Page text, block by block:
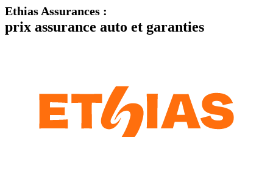
Ethias Assurances :
prix assurance auto et garanties